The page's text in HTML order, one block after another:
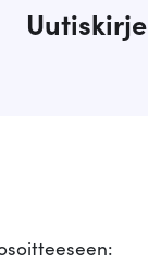
Uutiskirje